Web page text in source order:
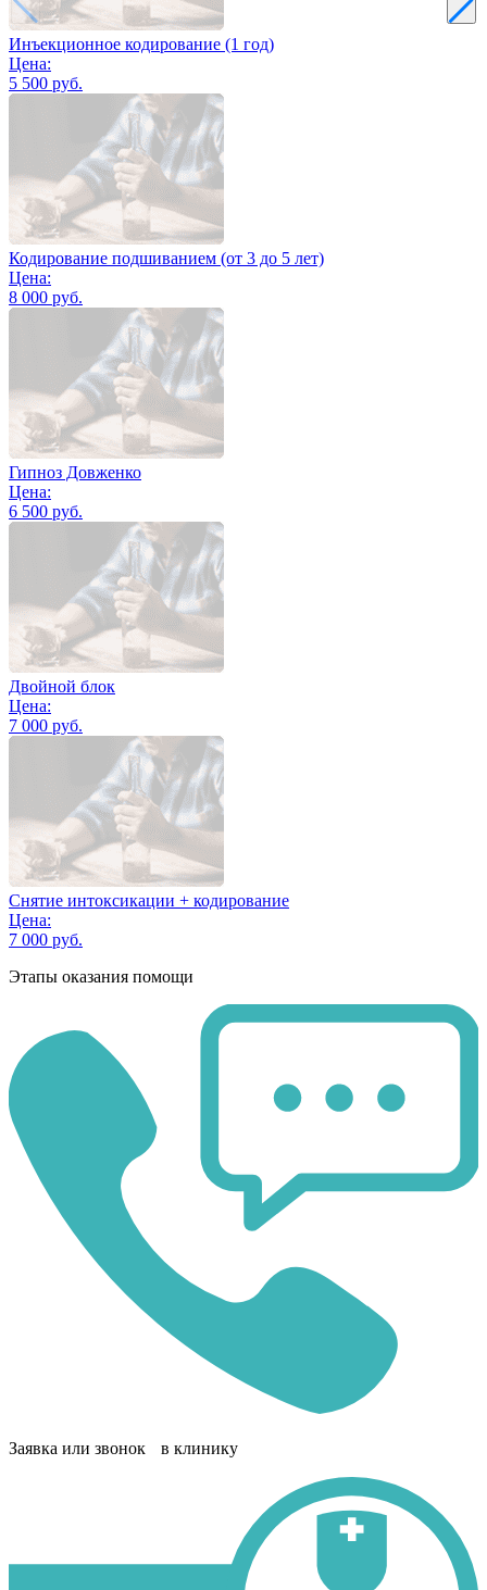
Инъекционное кодирование (1 год)
Цена:
5 500 руб.
Кодирование подшиванием (от 3 до 5 лет)
Цена:
8 000 руб.
Гипноз Довженко
Цена:
6 500 руб.
Двойной блок
Цена:
7 000 руб.
Снятие интоксикации + кодирование
Цена:
7 000 руб.
Этапы оказания помощи
Заявка или звонок в клинику